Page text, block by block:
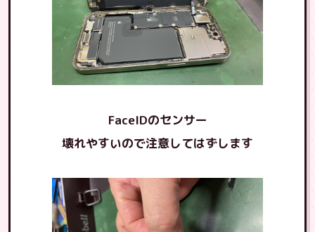
FaceIDのセンサー
壊れやすいので注意してはずします